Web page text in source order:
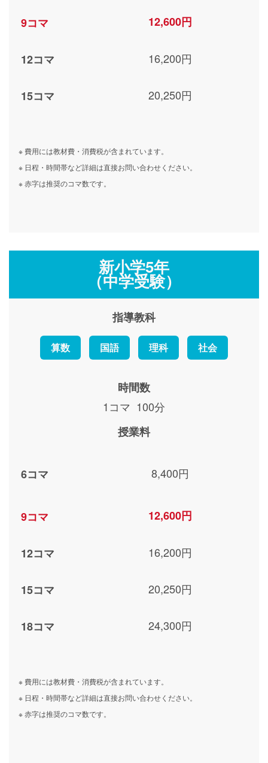
9コマ 12,600円
12コマ 16,200円
15コマ 20,250円
※ 費用には教材費・消費税が含まれています。
※ 日程・時間帯など詳細は直接お問い合わせください。
※ 赤字は推奨のコマ数です。
新小学5年
（中学受験）
指導教科
算数 国語 理科 社会
時間数
1コマ 100分
授業料
6コマ 8,400円
9コマ 12,600円
12コマ 16,200円
15コマ 20,250円
18コマ 24,300円
※ 費用には教材費・消費税が含まれています。
※ 日程・時間帯など詳細は直接お問い合わせください。
※ 赤字は推奨のコマ数です。